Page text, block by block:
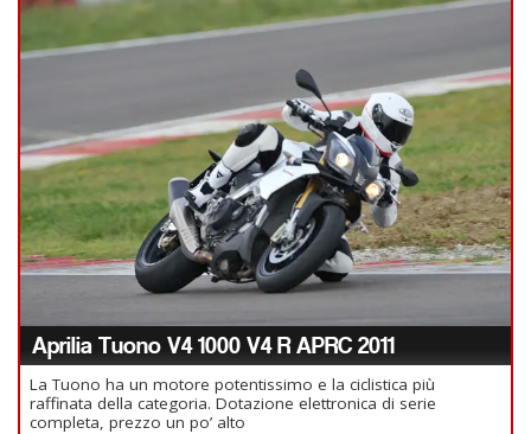
Aprilia Tuono V4 1000 V4 R APRC 2011
La Tuono ha un motore potentissimo e la ciclistica più
raffinata della categoria. Dotazione elettronica di serie
completa, prezzo un po’ alto